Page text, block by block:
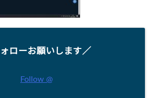
ローお願いします／
Follow @